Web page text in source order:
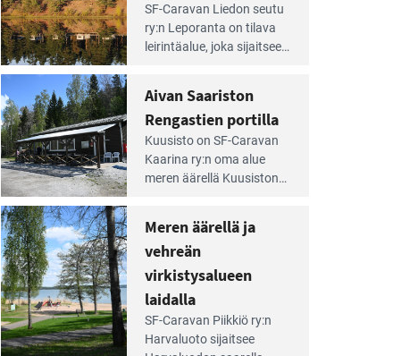
Lue
Leirintäoppaan
artikkeli:
Lampien
rannalla
pääsee
irti
arjesta
SF-Caravan Liedon seutu
ry:n Leporanta on tilava
leirintäalue, joka sijaitsee
ympärillä. – Lampi on
upea ja puhdas, ja se
tarjoaa ympäris­töineen
kauniit maisemat ja
loistavat virkistäytymis­
Lue
Leirintäoppaan
artikkeli:
Aivan
Saariston
Rengastien
portilla
Aivan Saariston
Rengastien portilla
Kuusisto on SF-Caravan
Kaarina ry:n oma alue
meren äärellä Kuusiston
lapsiystävällinen,
rauhallinen ja
silmiinpistävän siisti.
Lue
Leirintäoppaan
artikkeli:
Meren
Meren äärellä ja
vehreän
virkistysalueen
laidalla
SF-Caravan Piikkiö ry:n
Harvaluoto sijait­see